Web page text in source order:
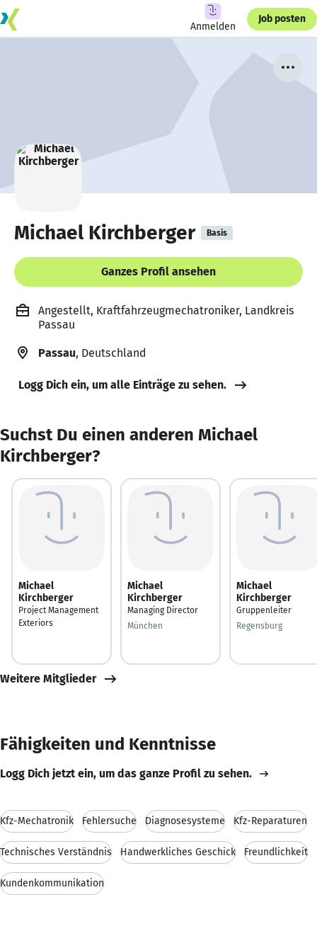
Anmelden
Job posten
Michael Kirchberger Basis
Ganzes Profil ansehen
Angestellt, Kraftfahrzeugmechatroniker, Landkreis
Passau
Passau, Deutschland
Logg Dich ein, um alle Einträge zu sehen.
Suchst Du einen anderen Michael
Kirchberger?
Michael
Kirchberger
Project Management
Exteriors
Michael
Kirchberger
Managing Director
München
Michael
Kirchberger
Gruppenleiter
Regensburg
Weitere Mitglieder
Fähigkeiten und Kenntnisse
Logg Dich jetzt ein, um das ganze Profil zu sehen.
Kfz-Mechatronik Fehlersuche Diagnosesysteme Kfz-Reparaturen
Technisches Verständnis Handwerkliches Geschick Freundlichkeit
Kundenkommunikation